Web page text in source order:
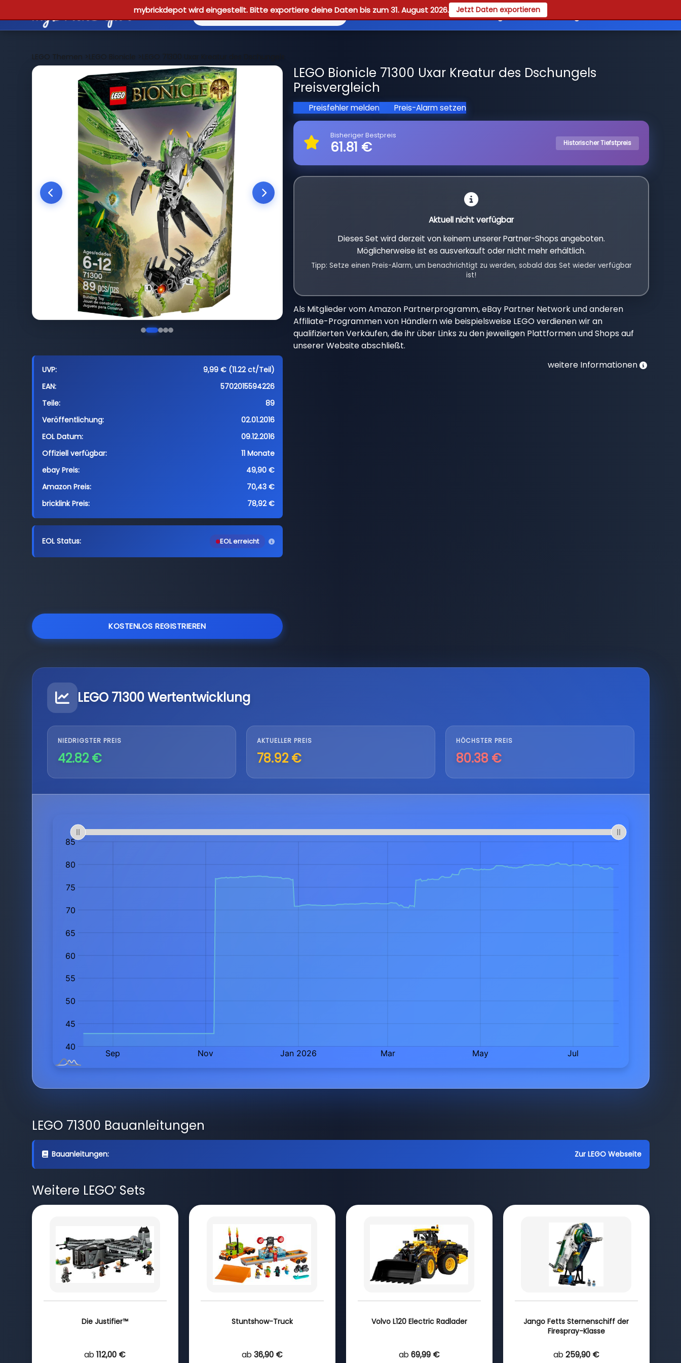
mybrickdepot wird eingestellt. Bitte exportiere deine Daten bis zum 31. August 2026. Jetzt Daten exportieren
Reviews Guides Registrieren
LEGO Themen >LEGO Bionicle >LEGO 71300 Uxar Kreatur des Dschungels
UVP:
9,99 € (11.22 ct/Teil)
EAN:
5702015594226
Teile:
89
Veröffentlichung:
02.01.2016
EOL Datum:
09.12.2016
Offiziell verfügbar:
11 Monate
ebay Preis:
49,90 €
Amazon Preis:
70,43 €
bricklink Preis:
78,92 €
EOL Status: EOL erreicht
KOSTENLOS REGISTRIEREN
LEGO Bionicle 71300 Uxar Kreatur des Dschungels
Preisvergleich
Preisfehler melden Preis-Alarm setzen
Bisheriger Bestpreis
61.81 € Historischer Tiefstpreis
Aktuell nicht verfügbar
Dieses Set wird derzeit von keinem unserer Partner-Shops angeboten.
Möglicherweise ist es ausverkauft oder nicht mehr erhältlich.
Tipp: Setze einen Preis-Alarm, um benachrichtigt zu werden, sobald das Set wieder verfügbar
ist!
Als Mitglieder vom Amazon Partnerprogramm, eBay Partner Network und anderen
Affiliate-Programmen von Händlern wie beispielsweise LEGO verdienen wir an
qualifizierten Verkäufen, die ihr über Links zu den jeweiligen Plattformen und Shops auf
unserer Website abschließt.
weitere Informationen
LEGO 71300 Wertentwicklung
NIEDRIGSTER PREIS
42.82 €
AKTUELLER PREIS
78.92 €
HÖCHSTER PREIS
80.38 €
LEGO 71300 Bauanleitungen
Bauanleitungen: Zur LEGO Webseite
Weitere LEGO®Sets
Die Justifier™
ab 112,00 €
Stuntshow-Truck
ab 36,90 €
Volvo L120 Electric Radlader
ab 69,99 €
Jango Fetts Sternenschiff der
Firespray-Klasse
ab 259,90 €